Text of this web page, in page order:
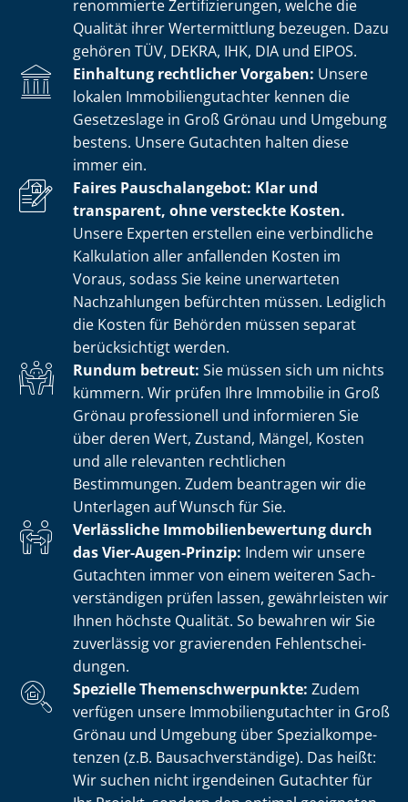
renommierte Zer­ti­fi­zie­run­gen, welche die
Qualität ihrer Wertermittlung bezeugen. Dazu
gehören TÜV, DEKRA, IHK, DIA und EIPOS.
Einhaltung rechtlicher Vorgaben: Unsere
lokalen Im­mo­bi­li­en­gut­ach­ter kennen die
Gesetzeslage in Groß Grönau und Umgebung
bestens. Unsere Gutachten halten diese
immer ein.
Faires Pauschalangebot: Klar und
transparent, ohne versteckte Kosten.
Unsere Experten erstellen eine verbindliche
Kalkulation aller anfallenden Kosten im
Voraus, sodass Sie keine unerwarteten
Nachzahlungen befürchten müssen. Lediglich
die Kosten für Behörden müssen separat
berücksichtigt werden.
Rundum betreut: Sie müssen sich um nichts
kümmern. Wir prüfen Ihre Immobilie in Groß
Grönau professionell und informieren Sie
über deren Wert, Zustand, Mängel, Kosten
und alle relevanten rechtlichen
Bestimmungen. Zudem beantragen wir die
Unterlagen auf Wunsch für Sie.
Verlässliche Im­mo­bi­li­en­be­wer­tung durch
das Vier-Augen-Prinzip: Indem wir unsere
Gutachten immer von einem weiteren Sach­
ver­stän­di­gen prüfen lassen, gewährleisten wir
Ihnen höchste Qualität. So bewahren wir Sie
zuverlässig vor gravierenden Fehl­ent­schei­
dun­gen.
Spezielle The­men­schwer­punk­te: Zudem
verfügen unsere Im­mo­bi­li­en­gut­ach­ter in Groß
Grönau und Umgebung über Spe­zi­al­kom­pe­
ten­zen (z.B. Bau­sach­ver­stän­di­ge). Das heißt:
Wir suchen nicht irgendeinen Gutachter für